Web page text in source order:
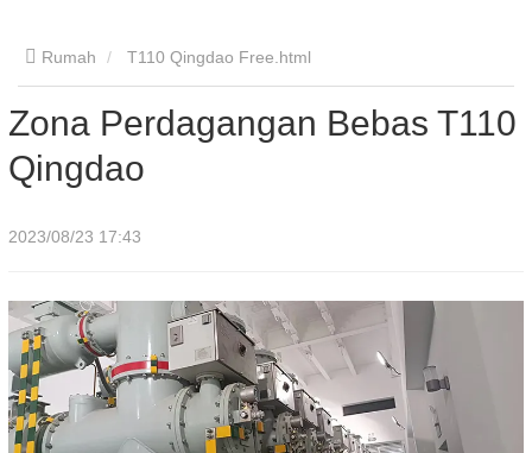
Rumah T110 Qingdao Free.html
Zona Perdagangan Bebas T110
Qingdao
2023/08/23 17:43